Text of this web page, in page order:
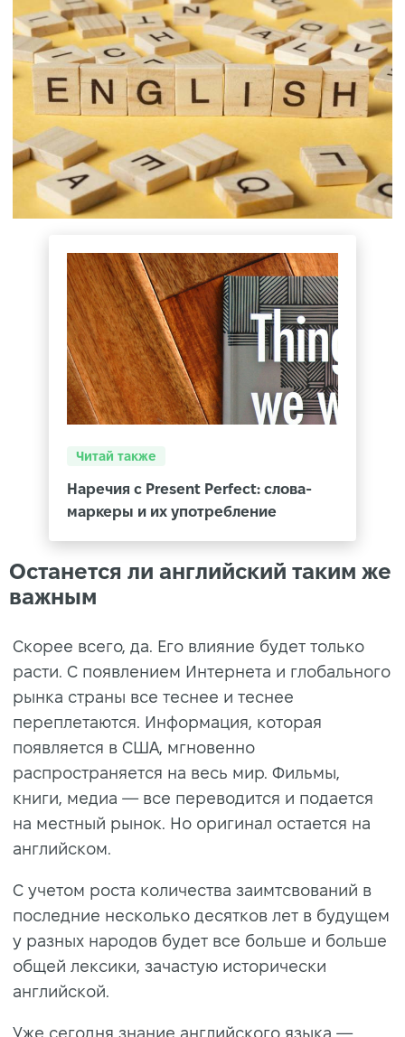
Читай также
Наречия с Present Perfect: слова-
маркеры и их употребление
Останется ли английский таким же
важным
Скорее всего, да. Его влияние будет только
расти. С появлением Интернета и глобального
рынка страны все теснее и теснее
переплетаются. Информация, которая
появляется в США, мгновенно
распространяется на весь мир. Фильмы,
книги, медиа — все переводится и подается
на местный рынок. Но оригинал остается на
английском.
С учетом роста количества заимтсвований в
последние несколько десятков лет в будущем
у разных народов будет все больше и больше
общей лексики, зачастую исторически
английской.
Уже сегодня знание английского языка —